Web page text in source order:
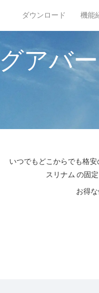
ダウンロード 機能
アバ
いつでもどこからでも格
スリナム の固
お得